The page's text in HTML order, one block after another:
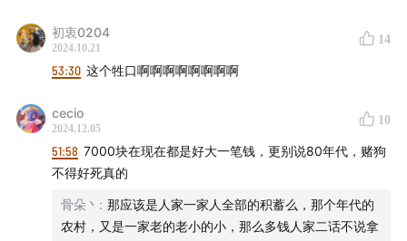
初衷0204
2024.10.21
14
53:30 这个牲口啊啊啊啊啊啊啊啊
cecio
2024.12.05
10
51:58 7000块在现在都是好大一笔钱，更别说80年代，赌狗
不得好死真的
骨朵丶 : 那应该是人家一家人全部的积蓄么，那个年代的
农村，又是一家老的老小的小，那么多钱人家二话不说拿